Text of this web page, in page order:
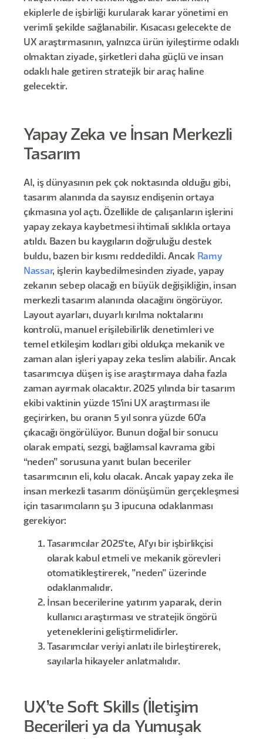
ekiplerle de işbirliği kurularak karar yönetimi en
verimli şekilde sağlanabilir. Kısacası gelecekte de
UX araştırmasının, yalnızca ürün iyileştirme odaklı
olmaktan ziyade, şirketleri daha güçlü ve insan
odaklı hale getiren stratejik bir araç haline
gelecektir.
Yapay Zeka ve İnsan Merkezli
Tasarım
AI, iş dünyasının pek çok noktasında olduğu gibi,
tasarım alanında da sayısız endişenin ortaya
çıkmasına yol açtı. Özellikle de çalışanların işlerini
yapay zekaya kaybetmesi ihtimali sıklıkla ortaya
atıldı. Bazen bu kaygıların doğruluğu destek
buldu, bazen bir kısmı reddedildi. Ancak Ramy
Nassar, işlerin kaybedilmesinden ziyade, yapay
zekanın sebep olacağı en büyük değişikliğin, insan
merkezli tasarım alanında olacağını öngörüyor.
Layout ayarları, duyarlı kırılma noktalarını
kontrolü, manuel erişilebilirlik denetimleri ve
temel etkileşim kodları gibi oldukça mekanik ve
zaman alan işleri yapay zeka teslim alabilir. Ancak
tasarımcıya düşen iş ise araştırmaya daha fazla
zaman ayırmak olacaktır. 2025 yılında bir tasarım
ekibi vaktinin yüzde 15’ini UX araştırması ile
geçirirken, bu oranın 5 yıl sonra yüzde 60’a
çıkacağı öngörülüyor. Bunun doğal bir sonucu
olarak empati, sezgi, bağlamsal kavrama gibi
“neden” sorusuna yanıt bulan beceriler
tasarımcının eli, kolu olacak. Ancak yapay zeka ile
insan merkezli tasarım dönüşümün gerçekleşmesi
için tasarımcıların şu 3 ipucuna odaklanması
gerekiyor:
Tasarımcılar 2025'te, AI'yı bir işbirlikçisi
olarak kabul etmeli ve mekanik görevleri
otomatikleştirerek, "neden" üzerinde
odaklanmalıdır.
İnsan becerilerine yatırım yaparak, derin
kullanıcı araştırması ve stratejik öngörü
yeteneklerini geliştirmelidirler.
Tasarımcılar veriyi anlatı ile birleştirerek,
sayılarla hikayeler anlatmalıdır.
UX’te Soft Skills (İletişim
Becerileri ya da Yumuşak